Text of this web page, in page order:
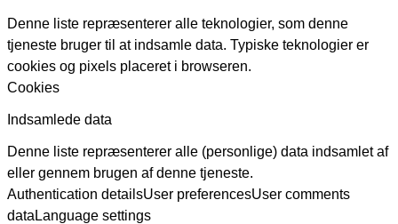
Denne liste repræsenterer alle teknologier, som denne
tjeneste bruger til at indsamle data. Typiske teknologier er
cookies og pixels placeret i browseren.
Cookies
Indsamlede data
Denne liste repræsenterer alle (personlige) data indsamlet af
eller gennem brugen af denne tjeneste.
Authentication detailsUser preferencesUser comments
data Language settings